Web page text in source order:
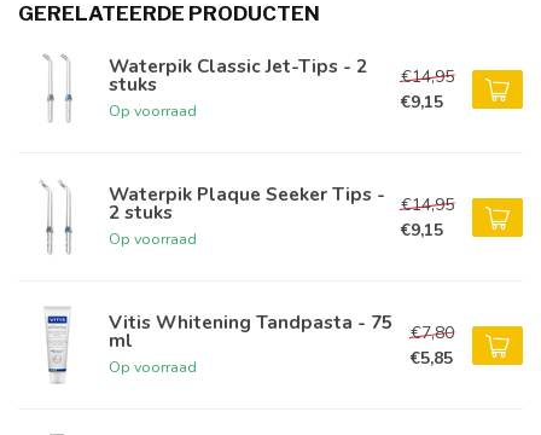
GERELATEERDE PRODUCTEN
Waterpik Classic Jet-Tips - 2
stuks
Op voorraad
€14,95
€9,15
Waterpik Plaque Seeker Tips -
2 stuks
Op voorraad
€14,95
€9,15
Vitis Whitening Tandpasta - 75
ml
Op voorraad
€7,80
€5,85